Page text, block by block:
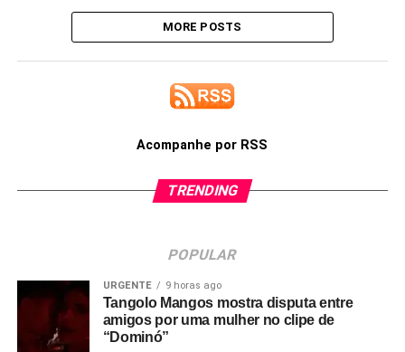
MORE POSTS
Acompanhe por RSS
TRENDING
POPULAR
URGENTE 9 horas ago
Tangolo Mangos mostra disputa entre
amigos por uma mulher no clipe de
“Dominó”